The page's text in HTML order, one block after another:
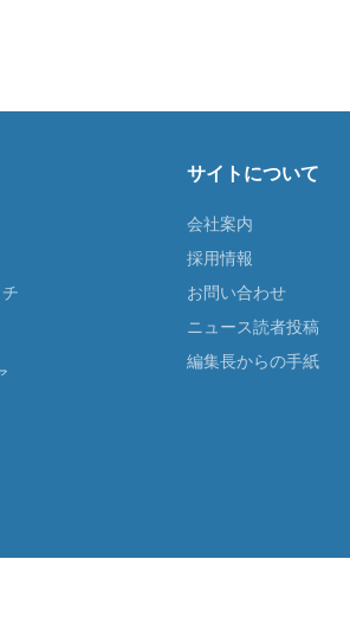
サイトについて
会社案内
採用情報
お問い合わせ
ニュース読者投稿
編集長からの手紙